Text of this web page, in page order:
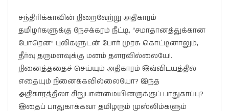
சந்திரிக்காவின் நிறைவேற்று அதிகாரம்
தமிழர்களுக்கு நேசக்கரம் நீட்டி, “சமாதானத்துக்கான
போரென” புலிகளுடன் போர் முரசு கொட்டினாலும்,
தீர்வு தருமளவுக்கு மனம் தளரவில்லையே!.
நினைத்ததைச் செய்யும் அதிகாரம் இவ்விடயத்தில்
எதையும் நினைக்கவில்லையோ? இந்த
அதிகாரத்திலா சிறுபான்மையினருக்குப் பாதுகாப்பு?
இதைப் பாதுகாக்கவா தமிழரும் முஸ்லிம்களும்